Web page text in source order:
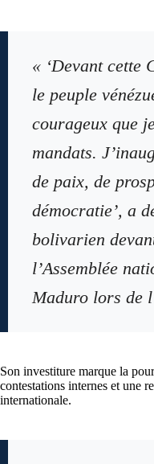
« ‘Devant cette
le peuple
courageux que
mandats.
de paix, de
démocratie’, a
bolivarien
l’Assemblée
Maduro lors de
Son investiture marque la
contestations internes et une
internationale.